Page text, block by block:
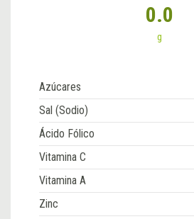
0.0
g
Azúcares
Sal (Sodio)
Ácido Fólico
Vitamina C
Vitamina A
Zinc